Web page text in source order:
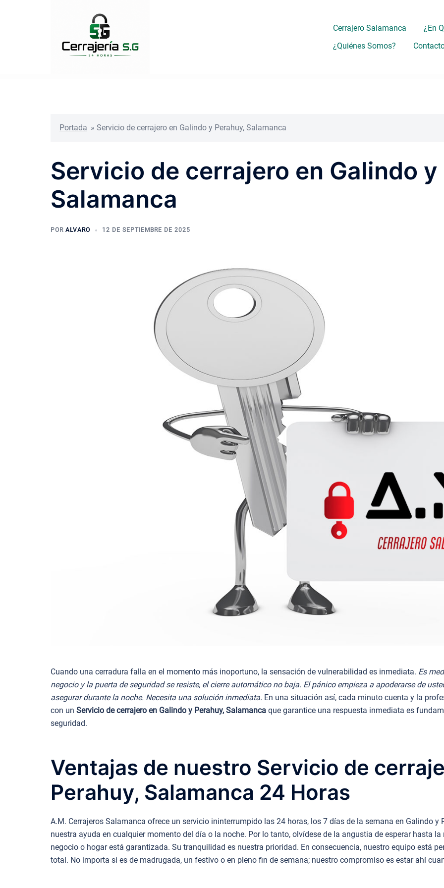
Cerrajero Salamanca
¿En
¿Quiénes Somos?
Portada » Servicio de cerrajero en Galindo y Perahuy, Salamanca
Servicio de cerrajero en Galindo y
Salamanca
POR ALVARO 12 DE SEPTIEMBRE DE 2025
Cuando una cerradura falla en el momento más inoportuno, la sensación de vulnerabilidad es inmediata. Es
negocio y la puerta de seguridad se resiste, el cierre automático no baja. El pánico empieza a apoderarse de
asegurar durante la noche. Necesita una solución inmediata. En una situación así, cada minuto cuenta y la
con un Servicio de cerrajero en Galindo y Perahuy, Salamanca que garantice una respuesta inmediata es
seguridad.
Ventajas de nuestro Servicio de
Perahuy, Salamanca 24 Horas
A.M. Cerrajeros Salamanca ofrece un servicio ininterrumpido las 24 horas, los 7 días de la semana en Galindo y
nuestra ayuda en cualquier momento del día o la noche. Por lo tanto, olvídese de la angustia de esperar hasta
negocio o hogar está garantizada. Su tranquilidad es nuestra prioridad. En consecuencia, nuestro equipo está
total. No importa si es de madrugada, un festivo o en pleno fin de semana; nuestro compromiso es estar ahí